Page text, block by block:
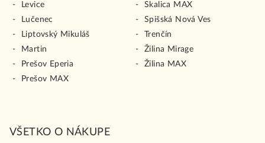
Levice
Lučenec
Liptovský Mikuláš
Martin
Prešov Eperia
Prešov MAX
Skalica MAX
Spišská Nová Ves
Trenčín
Žilina Mirage
Žilina MAX
VŠETKO O NÁKUPE